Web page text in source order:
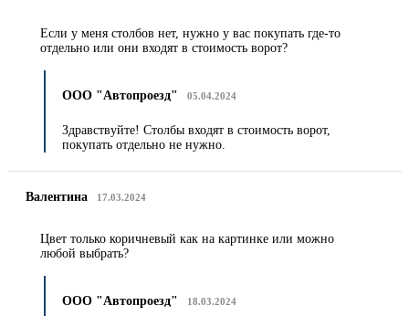
Если у меня столбов нет, нужно у вас покупать где-то
отдельно или они входят в стоимость ворот?
ООО "Автопроезд" 05.04.2024
Здравствуйте! Столбы входят в стоимость ворот,
покупать отдельно не нужно.
Валентина 17.03.2024
Цвет только коричневый как на картинке или можно
любой выбрать?
ООО "Автопроезд" 18.03.2024